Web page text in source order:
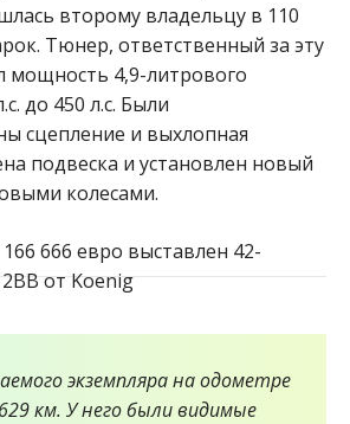
второму владельцу в 110
Тюнер, ответственный за эту
мощность 4,9-литрового
до 450 л.с. Были
сцепление и выхлопная
подвеска и установлен новый
колесами.
экземпляра на одометре
км. У него были видимые